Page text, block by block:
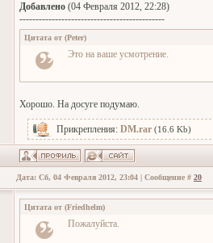
Добавлено (04 Февраля 2012, 22:28)
---------------------------------------------
Цитата от (Peter)
Это на ваше усмотрение.
Хорошо. На досуге подумаю.
Прикрепления: DM.rar (16.6 Kb)
Дата: Сб, 04 Февраля 2012, 23:04 | Сообщение # 20
Цитата от (Friedhelm)
Пожалуйста.